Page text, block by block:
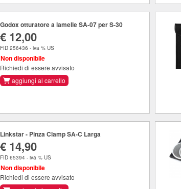
Godox otturatore a lamelle SA-07 per S-30
€ 12,00
FID 256436 - iva % US
Non disponibile
Richiedi di essere avvisato
aggiungi al carrello
Linkstar - Pinza Clamp SA-C Larga
€ 14,90
FID 65394 - iva % US
Non disponibile
Richiedi di essere avvisato